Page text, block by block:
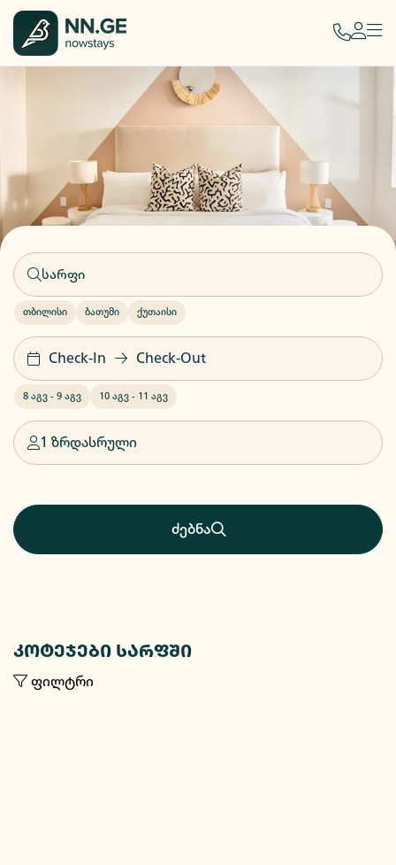
თბილისი ბათუმი ქუთაისი
Check-In Check-Out
8 აგვ - 9 აგვ 10 აგვ - 11 აგვ
1 ზრდასრული
ძებნა
კოტეჯები სარფში
ფილტრი